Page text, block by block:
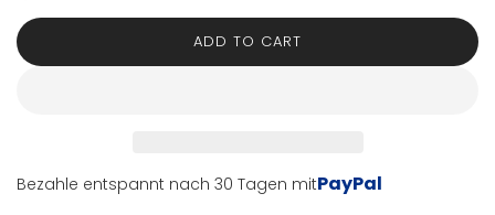
ADD TO CART
L
O
G
Bezahle entspannt nach 30 Tagen mitPayPal